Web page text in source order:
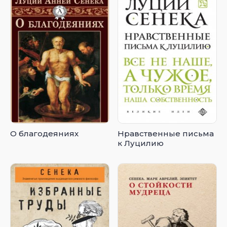
О благодеяниях
Нравственные письма
к Луцилию